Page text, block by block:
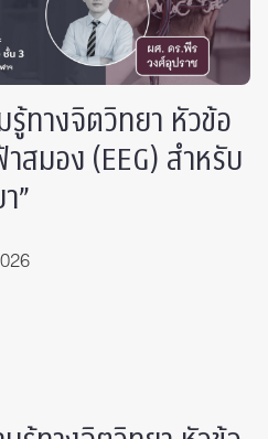
รู้ทางจิตวิทยา หัวข้อ
สมอง (EEG) สำหรับ
”